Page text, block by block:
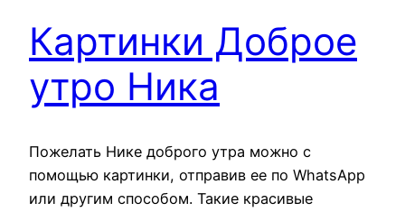
Картинки Доброе
утро Ника
Пожелать Нике доброго утра можно с
помощью картинки, отправив ее по WhatsApp
или другим способом. Такие красивые